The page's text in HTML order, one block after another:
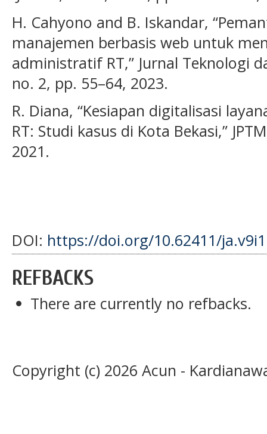
H. Cahyono and B. Iskandar,
manajemen berbasis web untuk
administratif RT,” Jurnal Teknologi
no. 2, pp. 55–64, 2023.
R. Diana, “Kesiapan digitalisasi
RT: Studi kasus di Kota Bekasi,”
2021.
DOI: https://doi.org/10.62411/
REFBACKS
There are currently no refbacks.
Copyright (c) 2026 Acun -